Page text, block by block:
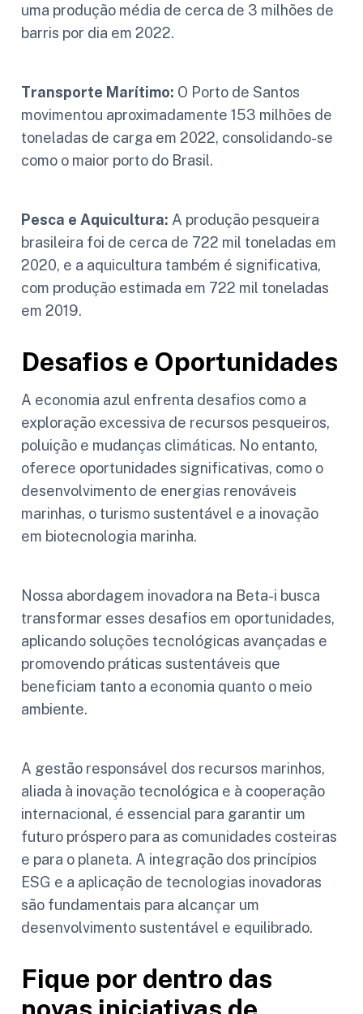
uma produção média de cerca de 3 milhões de
barris por dia em 2022.
Transporte Marítimo: O Porto de Santos
movimentou aproximadamente 153 milhões de
toneladas de carga em 2022, consolidando-se
como o maior porto do Brasil.
Pesca e Aquicultura: A produção pesqueira
brasileira foi de cerca de 722 mil toneladas em
2020, e a aquicultura também é significativa,
com produção estimada em 722 mil toneladas
em 2019.
Desafios e Oportunidades
A economia azul enfrenta desafios como a
exploração excessiva de recursos pesqueiros,
poluição e mudanças climáticas. No entanto,
oferece oportunidades significativas, como o
desenvolvimento de energias renováveis
marinhas, o turismo sustentável e a inovação
em biotecnologia marinha.
Nossa abordagem inovadora na Beta-i busca
transformar esses desafios em oportunidades,
aplicando soluções tecnológicas avançadas e
promovendo práticas sustentáveis que
beneficiam tanto a economia quanto o meio
ambiente.
A gestão responsável dos recursos marinhos,
aliada à inovação tecnológica e à cooperação
internacional, é essencial para garantir um
futuro próspero para as comunidades costeiras
e para o planeta. A integração dos princípios
ESG e a aplicação de tecnologias inovadoras
são fundamentais para alcançar um
desenvolvimento sustentável e equilibrado.
Fique por dentro das